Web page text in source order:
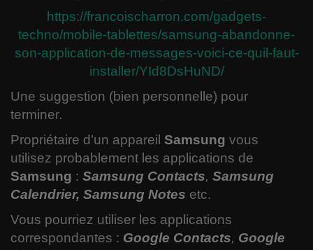
https://francoischarron.com/gadgets-
techno/mobile-tablettes/samsung-abandonne-
son-application-de-messages-voici-ce-quil-faut-
installer/YId8DsHuND/
Une suggestion (bien personnelle) pour
terminer.
Propriétaire d’un appareil Samsung vous
utilisez probablement les applications de
Samsung : Samsung Contacts, Samsung
Calendrier, Samsung Notes etc.
Vous pourriez utiliser les applications
correspondantes : Google Contacts, Google